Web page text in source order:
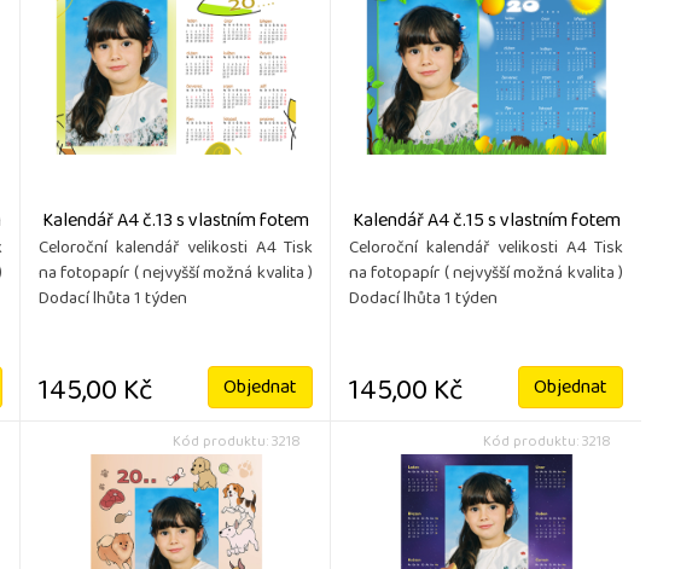
Kalendář A4 č.13 s vlastním fotem
Celoroční kalendář velikosti A4 Tisk
na fotopapír ( nejvyšší možná kvalita )
Dodací lhůta 1 týden
145,00 Kč Objednat
Kalendář A4 č.15 s vlastním fotem
Celoroční kalendář velikosti A4 Tisk
na fotopapír ( nejvyšší možná kvalita )
Dodací lhůta 1 týden
145,00 Kč Objednat
Kód produktu: 3218 Kód produktu: 3218